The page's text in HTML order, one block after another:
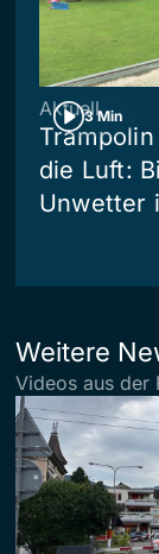
3 Min
Aktuell
die Luft:
Unwetter
Weitere
Videos aus der